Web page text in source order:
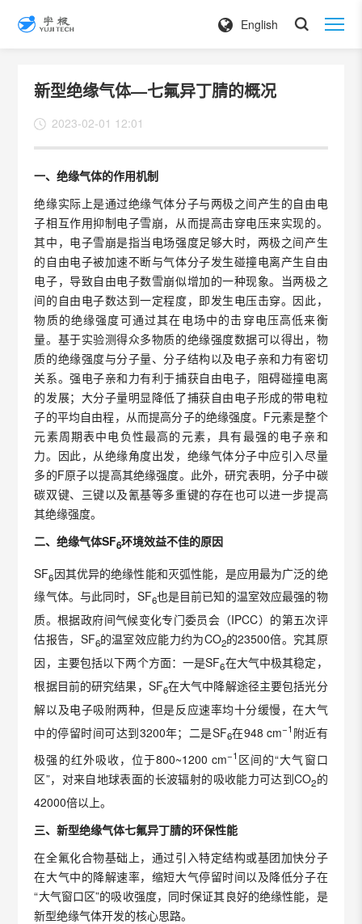
English
新型绝缘气体—七氟异丁腈的概况
2023-02-01 12:01
一、绝缘气体的作用机制
绝缘实际上是通过绝缘气体分子与两极之间产生的自由电
子相互作用抑制电子雪崩，从而提高击穿电压来实现的。
其中，电子雪崩是指当电场强度足够大时，两极之间产生
的自由电子被加速不断与气体分子发生碰撞电离产生自由
电子，导致自由电子数雪崩似增加的一种现象。当两极之
间的自由电子数达到一定程度，即发生电压击穿。因此，
物质的绝缘强度可通过其在电场中的击穿电压高低来衡
量。基于实验测得众多物质的绝缘强度数据可以得出，物
质的绝缘强度与分子量、分子结构以及电子亲和力有密切
关系。强电子亲和力有利于捕获自由电子，阻碍碰撞电离
的发展；大分子量明显降低了捕获自由电子形成的带电粒
子的平均自由程，从而提高分子的绝缘强度。F元素是整个
元素周期表中电负性最高的元素，具有最强的电子亲和
力。因此，从绝缘角度出发，绝缘气体分子中应引入尽量
多的F原子以提高其绝缘强度。此外，研究表明，分子中碳
碳双键、三键以及氰基等多重键的存在也可以进一步提高
其绝缘强度。
二、绝缘气体SF6环境效益不佳的原因
SF6因其优异的绝缘性能和灭弧性能，是应用最为广泛的绝
缘气体。与此同时，SF6也是目前已知的温室效应最强的物
质。根据政府间气候变化专门委员会（IPCC）的第五次评
估报告，SF6的温室效应能力约为CO2的23500倍。究其原
因，主要包括以下两个方面：一是SF6在大气中极其稳定，
根据目前的研究结果，SF6在大气中降解途径主要包括光分
解以及电子吸附两种，但是反应速率均十分缓慢，在大气
中的停留时间可达到3200年；二是SF6在948 cm−1 附近有
极强的红外吸收，位于800~1200 cm−1 区间的“大气窗口
区”，对来自地球表面的长波辐射的吸收能力可达到CO2的
42000倍以上。
三、新型绝缘气体七氟异丁腈的环保性能
在全氟化合物基础上，通过引入特定结构或基团加快分子
在大气中的降解速率，缩短大气停留时间以及降低分子在
“大气窗口区”的吸收强度，同时保证其良好的绝缘性能，是
新型绝缘气体开发的核心思路。